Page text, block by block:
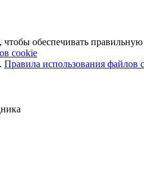
обеспечивать правильную
cookie
Правила использования файлов